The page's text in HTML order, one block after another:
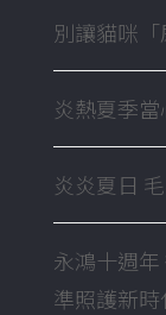
別讓貓咪「
炎熱夏季
炎炎夏日
永鴻十週
準照護新時